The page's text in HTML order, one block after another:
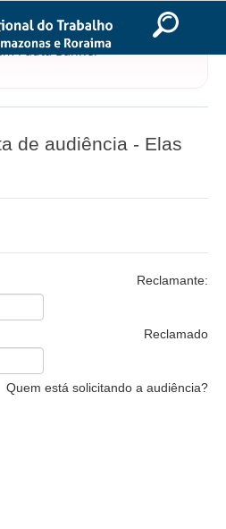
Ir para o rodapé
do PJe
de audiência - Elas
Reclamante:
Reclamado
Quem está solicitando a audiência?